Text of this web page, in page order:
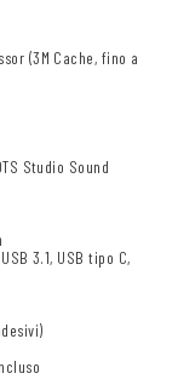
(3M Cache, fino a
Studio Sound
3.1, USB tipo C,